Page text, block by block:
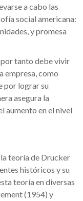
a cabo las
social americana:
y promesa
por tanto debe vivir
empresa, como
por lograr su
asegura la
aumento en el nivel
teoría de Drucker
históricos y su
teoría en diversas
(1954) y